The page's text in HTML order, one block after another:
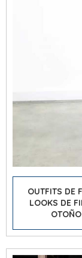
OUTFITS DE
LOOKS DE